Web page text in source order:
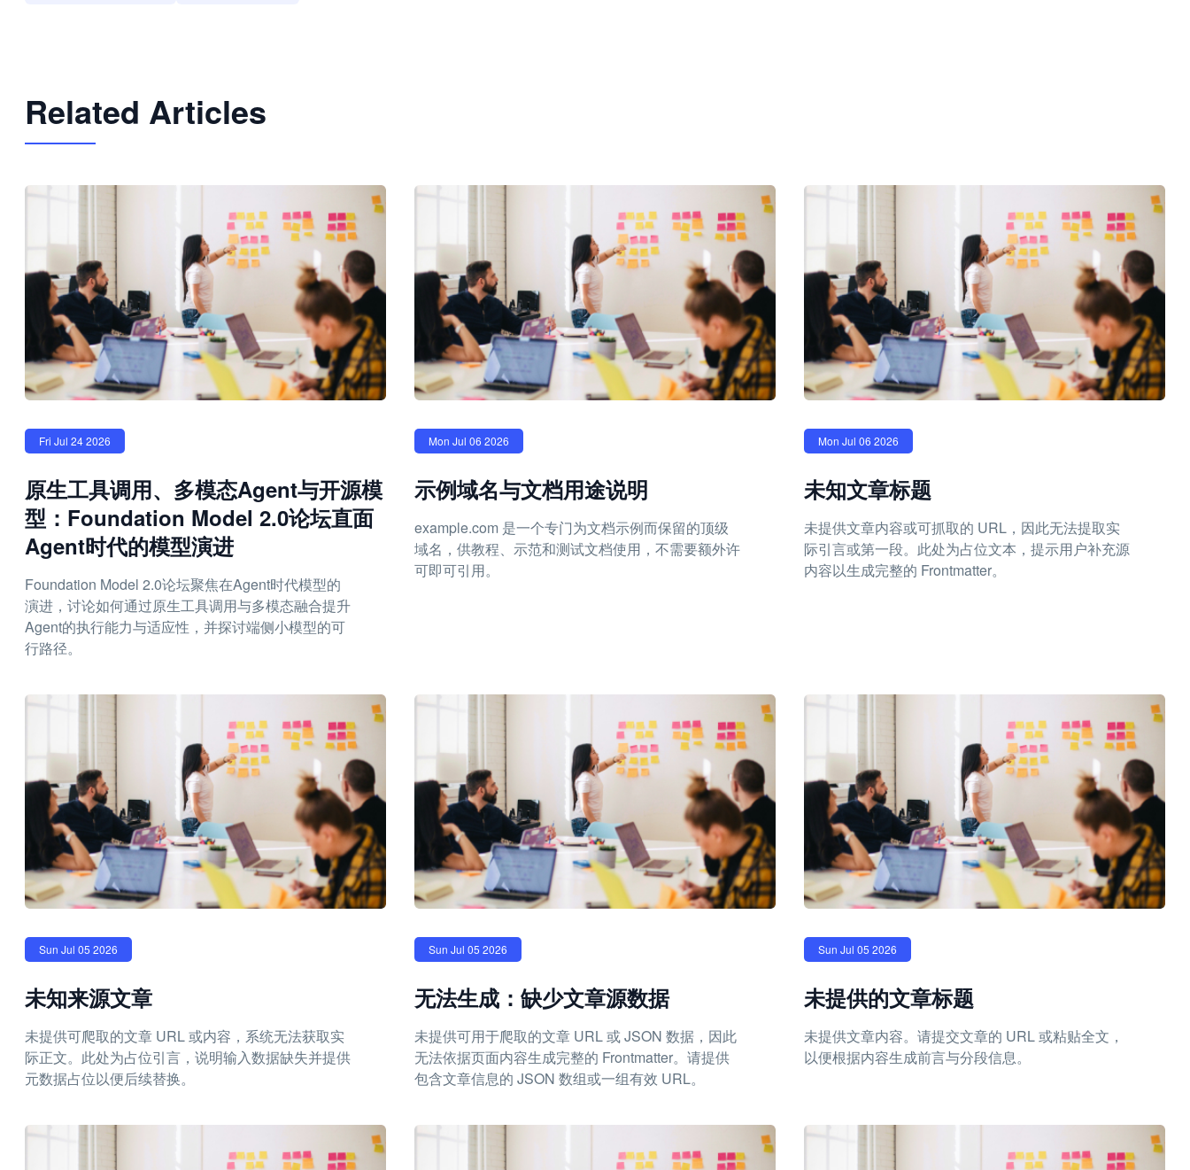
Related Articles
Fri Jul 24 2026
原生工具调用、多模态Agent与开源模
型：Foundation Model 2.0论坛直面
Agent时代的模型演进
Foundation Model 2.0论坛聚焦在Agent时代模型的
演进，讨论如何通过原生工具调用与多模态融合提升
Agent的执行能力与适应性，并探讨端侧小模型的可
行路径。
Mon Jul 06 2026
示例域名与文档用途说明
example.com 是一个专门为文档示例而保留的顶级
域名，供教程、示范和测试文档使用，不需要额外许
可即可引用。
Mon Jul 06 2026
未知文章标题
未提供文章内容或可抓取的 URL，因此无法提取实
际引言或第一段。此处为占位文本，提示用户补充源
内容以生成完整的 Frontmatter。
Sun Jul 05 2026
未知来源文章
未提供可爬取的文章 URL 或内容，系统无法获取实
际正文。此处为占位引言，说明输入数据缺失并提供
元数据占位以便后续替换。
Sun Jul 05 2026
无法生成：缺少文章源数据
未提供可用于爬取的文章 URL 或 JSON 数据，因此
无法依据页面内容生成完整的 Frontmatter。请提供
包含文章信息的 JSON 数组或一组有效 URL。
Sun Jul 05 2026
未提供的文章标题
未提供文章内容。请提交文章的 URL 或粘贴全文，
以便根据内容生成前言与分段信息。